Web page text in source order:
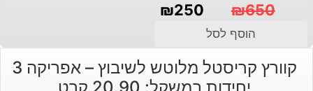
₪650
המקורי
היה:
₪250
הנוכחי
הוא:
הוסף לסל
קוורץ קריסטל מלוטש לשיבוץ – אפריקה 3